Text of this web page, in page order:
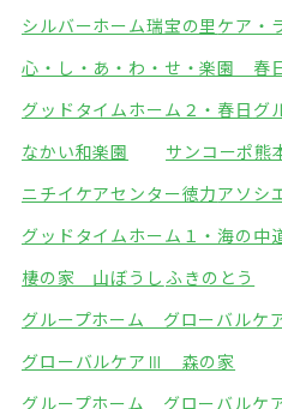
シルバーホーム瑞宝の里 ケア・
心・し・あ・わ・せ・楽園 春
グッドタイムホーム２・春日 グ
なかい和楽園
サンコーポ熊
ニチイケアセンター徳力アソシ
グッドタイムホーム１・海の中
棲の家 山ぼうし ふきのとう
グループホーム グローバルケ
グローバルケアⅢ 森の家
グループホーム グローバルケ